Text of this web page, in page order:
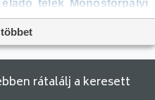
eladó telek Monostorpályi
térj vissza azeladó
ma megtalálod álmaid
ingatlankínálatában. Az
hirdetések között is
rátalálj a keresett